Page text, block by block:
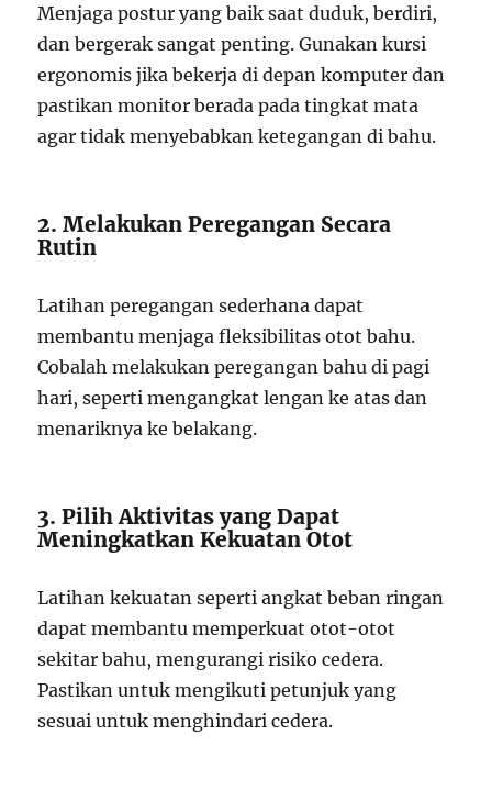
Menjaga postur yang baik saat duduk, berdiri,
dan bergerak sangat penting. Gunakan kursi
ergonomis jika bekerja di depan komputer dan
pastikan monitor berada pada tingkat mata
agar tidak menyebabkan ketegangan di bahu.
2. Melakukan Peregangan Secara
Rutin
Latihan peregangan sederhana dapat
membantu menjaga fleksibilitas otot bahu.
Cobalah melakukan peregangan bahu di pagi
hari, seperti mengangkat lengan ke atas dan
menariknya ke belakang.
3. Pilih Aktivitas yang Dapat
Meningkatkan Kekuatan Otot
Latihan kekuatan seperti angkat beban ringan
dapat membantu memperkuat otot-otot
sekitar bahu, mengurangi risiko cedera.
Pastikan untuk mengikuti petunjuk yang
sesuai untuk menghindari cedera.